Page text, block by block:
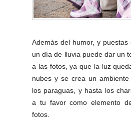
Además del humor, y puestas
un día de lluvia puede dar un
a las fotos, ya que la luz
nubes y se crea un
los paraguas, y hasta los
a tu favor como elemento
fotos.